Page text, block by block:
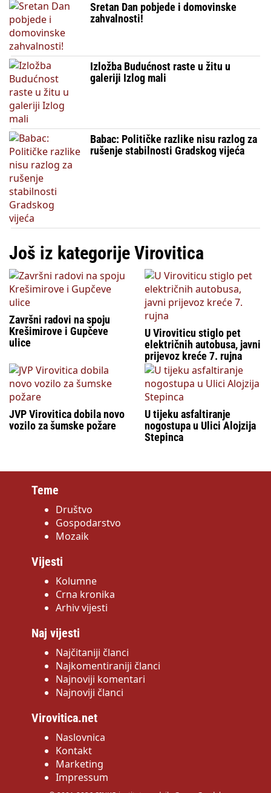
Sretan Dan pobjede i domovinske
zahvalnosti!
Izložba Budućnost raste u žitu u
galeriji Izlog mali
Babac: Političke razlike nisu razlog za
rušenje stabilnosti Gradskog vijeća
Još iz kategorije Virovitica
Završni radovi na spoju
Krešimirove i Gupčeve
ulice
U Viroviticu stiglo pet
električnih autobusa, javni
prijevoz kreće 7. rujna
JVP Virovitica dobila novo
vozilo za šumske požare
U tijeku asfaltiranje
nogostupa u Ulici Alojzija
Stepinca
Teme
Društvo
Gospodarstvo
Mozaik
Vijesti
Kolumne
Crna kronika
Arhiv vijesti
Naj vijesti
Najčitaniji članci
Najkomentiraniji članci
Najnoviji komentari
Najnoviji članci
Virovitica.net
Naslovnica
Kontakt
Marketing
Impressum